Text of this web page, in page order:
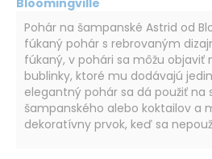
Bloomingville
Pohár na šampanské Astrid od
fúkaný pohár s rebrovaným
fúkaný, v pohári sa môžu objaviť
bublinky, ktoré mu dodávajú
elegantný pohár sa dá použiť na
šampanského alebo koktailov a
dekoratívny prvok, keď sa